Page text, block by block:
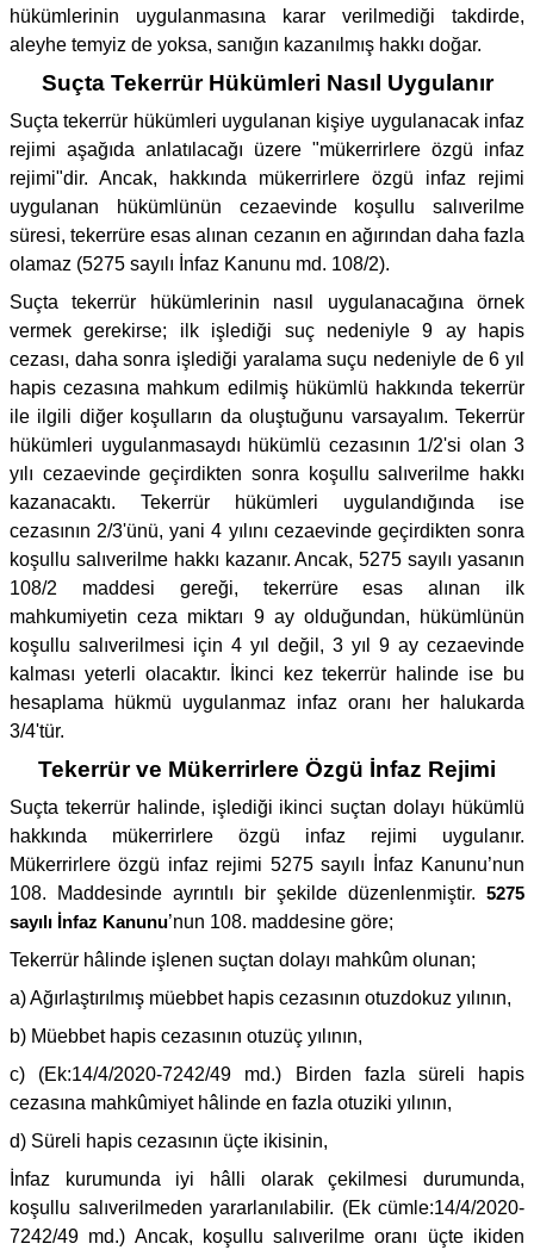
hükümlerinin uygulanmasına karar verilmediği takdirde,
aleyhe temyiz de yoksa, sanığın kazanılmış hakkı doğar.
Suçta Tekerrür Hükümleri Nasıl Uygulanır
Suçta tekerrür hükümleri uygulanan kişiye uygulanacak infaz
rejimi aşağıda anlatılacağı üzere "mükerrirlere özgü infaz
rejimi"dir. Ancak, hakkında mükerrirlere özgü infaz rejimi
uygulanan hükümlünün cezaevinde koşullu salıverilme
süresi, tekerrüre esas alınan cezanın en ağırından daha fazla
olamaz (5275 sayılı İnfaz Kanunu md. 108/2).
Suçta tekerrür hükümlerinin nasıl uygulanacağına örnek
vermek gerekirse; ilk işlediği suç nedeniyle 9 ay hapis
cezası, daha sonra işlediği yaralama suçu nedeniyle de 6 yıl
hapis cezasına mahkum edilmiş hükümlü hakkında tekerrür
ile ilgili diğer koşulların da oluştuğunu varsayalım. Tekerrür
hükümleri uygulanmasaydı hükümlü cezasının 1/2'si olan 3
yılı cezaevinde geçirdikten sonra koşullu salıverilme hakkı
kazanacaktı. Tekerrür hükümleri uygulandığında ise
cezasının 2/3'ünü, yani 4 yılını cezaevinde geçirdikten sonra
koşullu salıverilme hakkı kazanır. Ancak, 5275 sayılı yasanın
108/2 maddesi gereği, tekerrüre esas alınan ilk
mahkumiyetin ceza miktarı 9 ay olduğundan, hükümlünün
koşullu salıverilmesi için 4 yıl değil, 3 yıl 9 ay cezaevinde
kalması yeterli olacaktır. İkinci kez tekerrür halinde ise bu
hesaplama hükmü uygulanmaz infaz oranı her halukarda
3/4'tür.
Tekerrür ve Mükerrirlere Özgü İnfaz Rejimi
Suçta tekerrür halinde, işlediği ikinci suçtan dolayı hükümlü
hakkında mükerrirlere özgü infaz rejimi uygulanır.
Mükerrirlere özgü infaz rejimi 5275 sayılı İnfaz Kanunu’nun
108. Maddesinde ayrıntılı bir şekilde düzenlenmiştir. 5275
sayılı İnfaz Kanunu’nun 108. maddesine göre;
Tekerrür hâlinde işlenen suçtan dolayı mahkûm olunan;
a) Ağırlaştırılmış müebbet hapis cezasının otuzdokuz yılının,
b) Müebbet hapis cezasının otuzüç yılının,
c) (Ek:14/4/2020-7242/49 md.) Birden fazla süreli hapis
cezasına mahkûmiyet hâlinde en fazla otuziki yılının,
d) Süreli hapis cezasının üçte ikisinin,
İnfaz kurumunda iyi hâlli olarak çekilmesi durumunda,
koşullu salıverilmeden yararlanılabilir. (Ek cümle:14/4/2020-
7242/49 md.) Ancak, koşullu salıverilme oranı üçte ikiden